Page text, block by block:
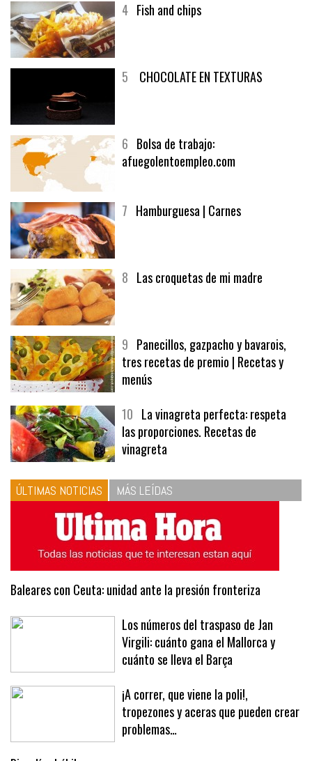
4 Fish and chips
5 CHOCOLATE EN TEXTURAS
6 Bolsa de trabajo:
afuegolentoempleo.com
7 Hamburguesa | Carnes
8 Las croquetas de mi madre
9 Panecillos, gazpacho y bavarois,
tres recetas de premio | Recetas y
menús
10 La vinagreta perfecta: respeta
las proporciones. Recetas de
vinagreta
ÚLTIMAS NOTICIAS MÁS LEÍDAS
Baleares con Ceuta: unidad ante la presión fronteriza
Los números del traspaso de Jan
Virgili: cuánto gana el Mallorca y
cuánto se lleva el Barça
¡A correr, que viene la poli!,
tropezones y aceras que pueden crear
problemas…